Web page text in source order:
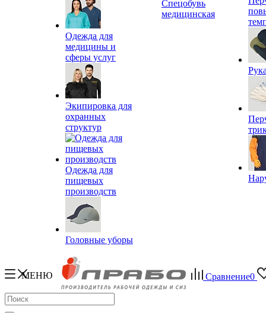
Одежда для
медицины и
сферы услуг
Экипировка для
охранных
структур
Одежда для
пищевых
производств
Головные уборы
Спецобувь
медицинская
МЕНЮ Сравнение0